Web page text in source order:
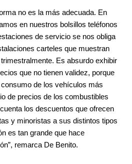
no es la más adecuada. En
en nuestros bolsillos teléfonos
de servicio se nos obliga
carteles que muestran
Es absurdo exhibir
que no tienen validez, porque
de los vehículos más
de precios de los combustibles
los descuentos que ofrecen
y minoristas a sus distintos tipos
es tan grande que hace
remarca De Benito.